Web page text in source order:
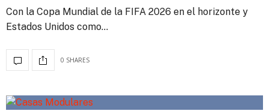
Con la Copa Mundial de la FIFA 2026 en el horizonte y
Estados Unidos como…
0 SHARES